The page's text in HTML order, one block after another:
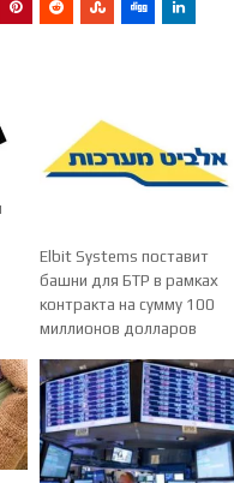
Elbit Systems поставит
башни для БТР в рамках
контракта на сумму 100
миллионов долларов